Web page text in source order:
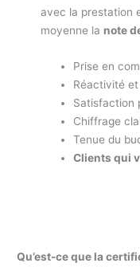
avec la prestation
moyenne la note
Prise en
Réactivité
Satisfaction
Chiffrage
Tenue du
Clients qui
Qu’est-ce que la